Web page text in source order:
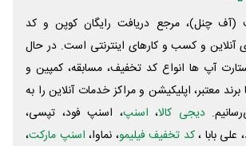
(آف چنل)، مرجع دریافت رایگان کوپن و کد
آنلاین و کسب و‌ کارهای اینترنتی است. در حال
آپ ها انواع کد تخفیف، مسابقه، کمپین و
معتبر، اپلیکیشن و مراکز خدمات آنلاین را به
دیجی کالا، اسنپ، اسنپ فود، تپسی،
بابا ،کد تخفیف فیلیمو، نماوا، اسنپ مارکت،